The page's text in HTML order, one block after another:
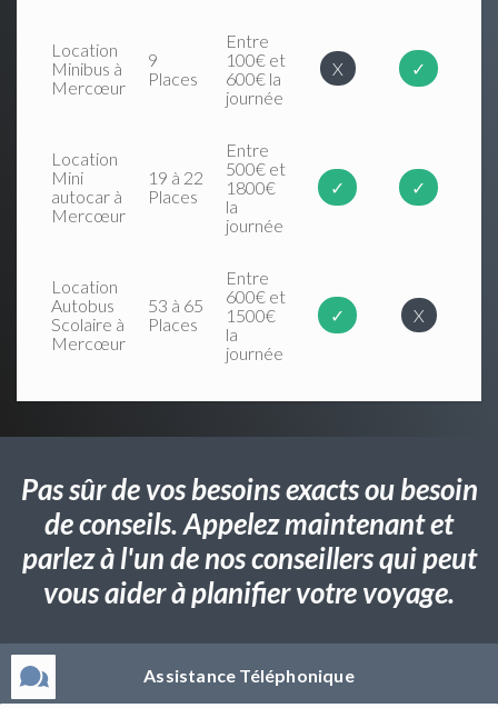
Location
Minibus à
Mercœur
9
Places
Entre
100€ et
600€ la
journée
X ✓
Location
Mini
autocar à
Mercœur
19 à 22
Places
Entre
500€ et
1800€
la
journée
✓ ✓
Location
Autobus
Scolaire à
Mercœur
53 à 65
Places
Entre
600€ et
1500€
la
journée
✓ X
Pas sûr de vos besoins exacts ou besoin
de conseils. Appelez maintenant et
parlez à l'un de nos conseillers qui peut
vous aider à planifier votre voyage.
Assistance Téléphonique